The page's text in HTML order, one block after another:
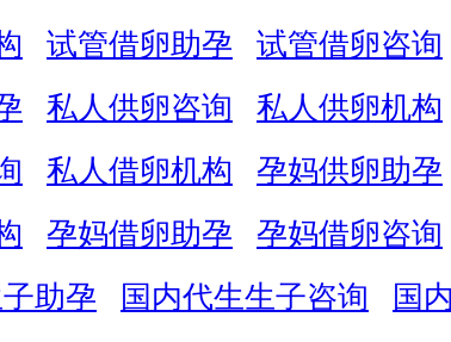
试管借卵助孕 试管借卵咨询
私人供卵咨询 私人供卵机构
私人借卵机构 孕妈供卵助孕
孕妈借卵助孕 孕妈借卵咨询
助孕
国内代生生子咨询
国